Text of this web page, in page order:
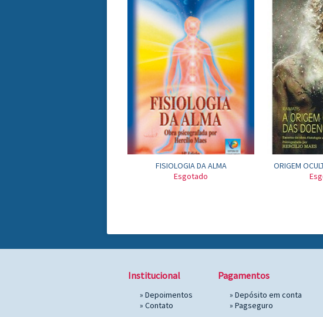
FISIOLOGIA DA ALMA
Esgotado
ORIGEM
Institucional
» Depoimentos
» Contato
Pagamentos
» Depósito em conta
» Pagseguro